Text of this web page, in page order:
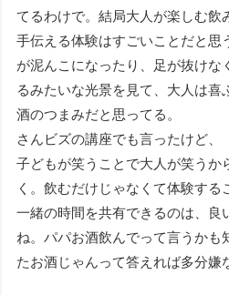
てるわけで。結局大人が楽しむ飲
手伝える体験はすごいことだと思
が泥んこになったり、足が抜けな
るみたいな光景を見て、大人は喜
酒のつまみだと思ってる。
さんビズの講座でも言ったけど、
子どもが笑うことで大人が笑うか
く。飲むだけじゃなくて体験す
一緒の時間を共有できるのは、良
ね。パパお酒飲んでって言うかも
たお酒じゃんって答えれば多分嫌